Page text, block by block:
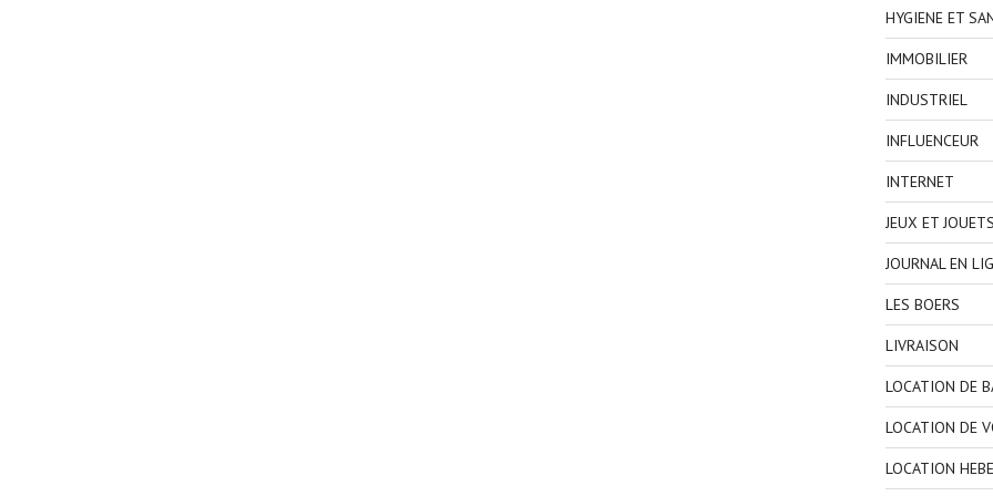
HYGIENE ET
IMMOBILIER
INDUSTRIEL
INFLUENCEUR
INTERNET
JEUX ET JOUETS
JOURNAL EN
LES BOERS
LIVRAISON
LOCATION DE
LOCATION DE
LOCATION